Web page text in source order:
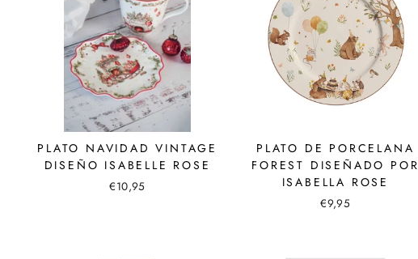
PLATO NAVIDAD VINTAGE
DISEÑO ISABELLE ROSE
€10,95
PLATO DE PORCELANA
FOREST DISEÑADO POR
ISABELLA ROSE
€9,95